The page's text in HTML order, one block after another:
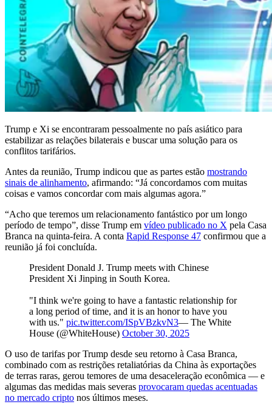
Trump e Xi se encontraram pessoalmente no país asiático para
estabilizar as relações bilaterais e buscar uma solução para os
conflitos tarifários.
Antes da reunião, Trump indicou que as partes estão mostrando
sinais de alinhamento, afirmando: “Já concordamos com muitas
coisas e vamos concordar com mais algumas agora.”
“Acho que teremos um relacionamento fantástico por um longo
período de tempo”, disse Trump em vídeo publicado no X pela Casa
Branca na quinta-feira. A conta Rapid Response 47 confirmou que a
reunião já foi concluída.
President Donald J. Trump meets with Chinese
President Xi Jinping in South Korea.
"I think we're going to have a fantastic relationship for
a long period of time, and it is an honor to have you
with us." pic.twitter.com/ISpVBzkvN3— The White
House (@WhiteHouse) October 30, 2025
O uso de tarifas por Trump desde seu retorno à Casa Branca,
combinado com as restrições retaliatórias da China às exportações
de terras raras, gerou temores de uma desaceleração econômica — e
algumas das medidas mais severas provocaram quedas acentuadas
no mercado cripto nos últimos meses.